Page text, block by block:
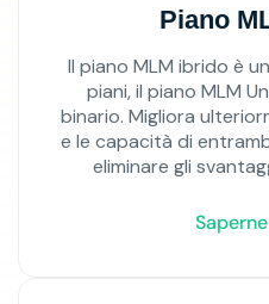
Piano
Il piano MLM ibrido è
piani, il piano MLM
binario. Migliora
e le capacità di
eliminare gli